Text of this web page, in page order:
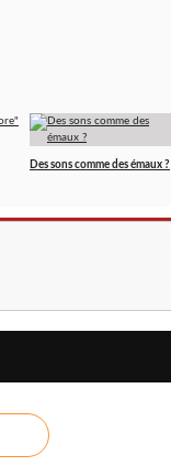
Des sons comme des émaux ?